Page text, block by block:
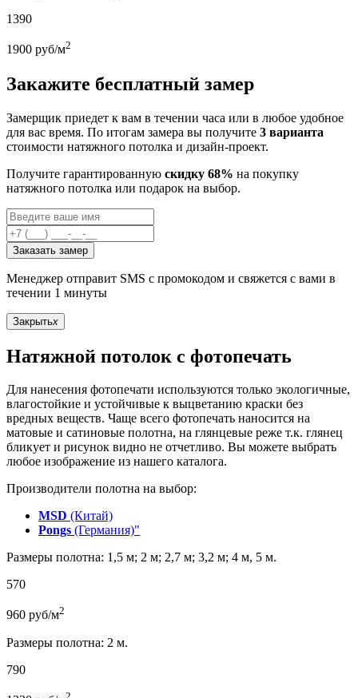
1390
1900 руб/м2
Закажите бесплатный замер
Замерщик приедет к вам в течении часа или в любое удобное
для вас время. По итогам замера вы получите 3 варианта
стоимости натяжного потолка и дизайн-проект.
Получите гарантированную скидку 68% на покупку
натяжного потолка или подарок на выбор.
Заказать замер
Менеджер отправит SMS с промокодом и свяжется с вами в
течении 1 минуты
Закрытьx
Натяжной потолок с фотопечать
Для нанесения фотопечати используются только экологичные,
влагостойкие и устойчивые к выцветанию краски без
вредных веществ. Чаще всего фотопечать наносится на
матовые и сатиновые полотна, на глянцевые реже т.к. глянец
бликует и рисунок видно не отчетливо. Вы можете выбрать
любое изображение из нашего каталога.
Производители полотна на выбор:
MSD (Китай)
Pongs (Германия)"
Размеры полотна: 1,5 м; 2 м; 2,7 м; 3,2 м; 4 м, 5 м.
570
960 руб/м2
Размеры полотна: 2 м.
790